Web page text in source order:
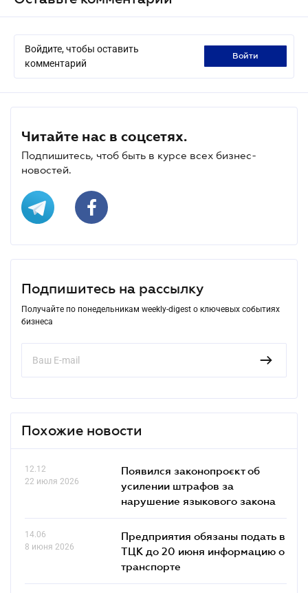
Войдите, чтобы оставить
комментарий
войти
Читайте нас в соцсетях.
Подпишитесь, чтоб быть в курсе всех бизнес-
новостей.
Подпишитесь на рассылку
Получайте по понедельникам weekly-digest о ключевых событиях
бизнеса
Похожие новости
12.12
22 июля 2026
Появился законопроєкт об
усилении штрафов за
нарушение языкового закона
14.06
8 июня 2026
Предприятия обязаны подать в
ТЦК до 20 июня информацию о
транспорте